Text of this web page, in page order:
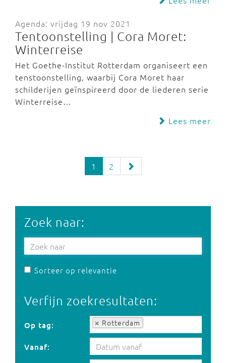
Agenda: vrijdag 19 nov 2021
Tentoonstelling | Cora Moret:
Winterreise
Het Goethe-Institut Rotterdam organiseert een
tenstoonstelling, waarbij Cora Moret haar
schilderijen geïnspireerd door de liederen serie
Winterreise…
Lees meer
1 2
Zoek naar:
Sorteer op relevantie
Verfijn zoekresultaten:
Op tag: Rotterdam
Op tag:
Vanaf: